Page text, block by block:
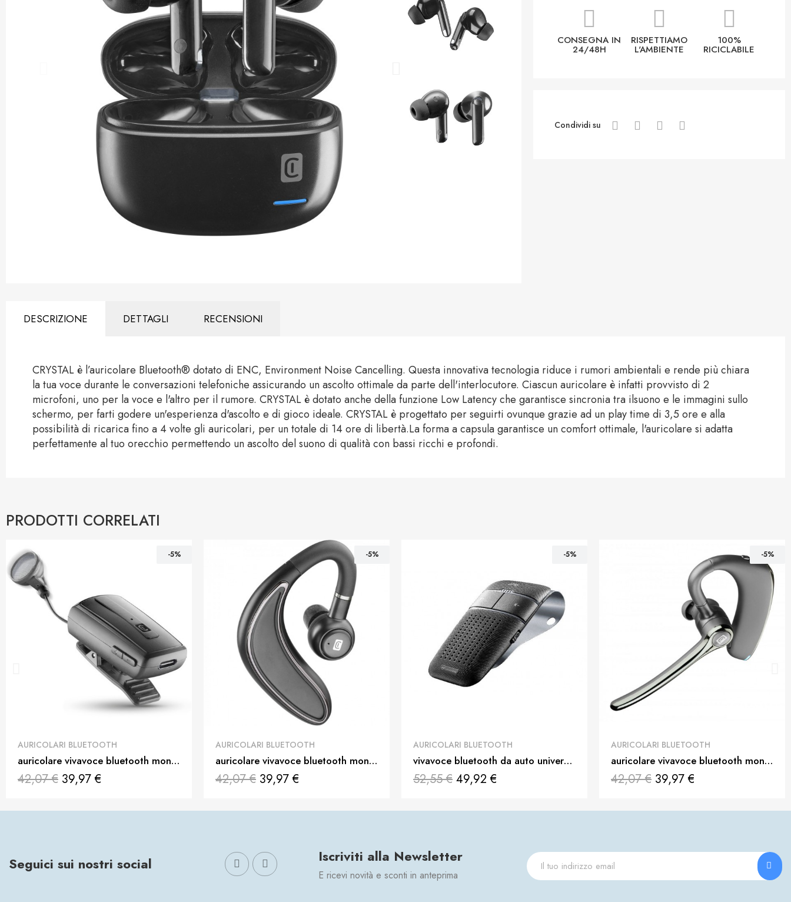
CONSEGNA IN
24/48H
RISPETTIAMO
L'AMBIENTE
100%
RICICLABILE
Condividi su
DESCRIZIONE DETTAGLI RECENSIONI
CRYSTAL è l’auricolare Bluetooth® dotato di ENC, Environment Noise Cancelling. Questa innovativa tecnologia riduce i rumori ambientali e rende più chiara
la tua voce durante le conversazioni telefoniche assicurando un ascolto ottimale da parte dell'interlocutore. Ciascun auricolare è infatti provvisto di 2
microfoni, uno per la voce e l'altro per il rumore. CRYSTAL è dotato anche della funzione Low Latency che garantisce sincronia tra ilsuono e le immagini sullo
schermo, per farti godere un'esperienza d'ascolto e di gioco ideale. CRYSTAL è progettato per seguirti ovunque grazie ad un play time di 3,5 ore e alla
possibilità di ricarica fino a 4 volte gli auricolari, per un totale di 14 ore di libertà.La forma a capsula garantisce un comfort ottimale, l'auricolare si adatta
perfettamente al tuo orecchio permettendo un ascolto del suono di qualità con bassi ricchi e profondi.
PRODOTTI CORRELATI
QUICK VIEW
-5%
AURICOLARI BLUETOOTH
auricolare vivavoce bluetooth mono con cavo retraibile
42,07 € 39,97 €
QUICK VIEW
-5%
AURICOLARI BLUETOOTH
auricolare vivavoce bluetooth mono bold
42,07 € 39,97 €
QUICK VIEW
-5%
AURICOLARI BLUETOOTH
vivavoce bluetooth da auto universale
52,55 € 49,92 €
QUICK VIEW
-5%
AURICOLARI BLUETOOTH
auricolare vivavoce bluetooth mono nero
42,07 € 39,97 €
Seguici sui nostri social Iscriviti alla Newsletter
E ricevi novità e sconti in anteprima